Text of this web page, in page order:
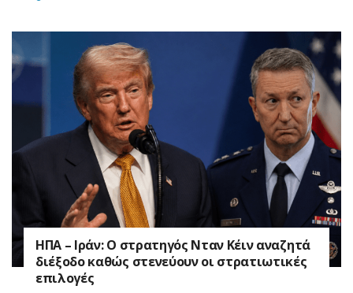
ΗΠΑ – Ιράν: Ο στρατηγός Νταν Κέιν αναζητά
διέξοδο καθώς στενεύουν οι στρατιωτικές
επιλογές